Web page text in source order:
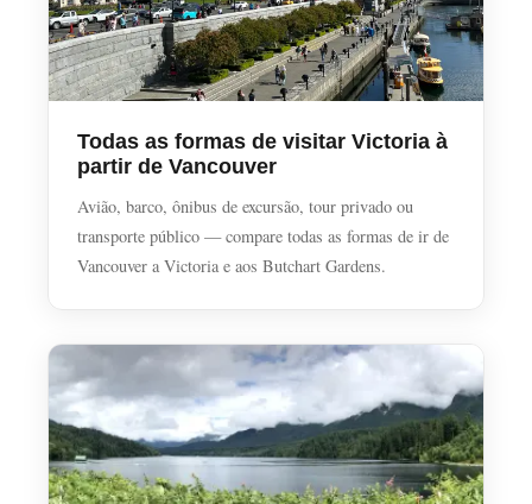
Todas as formas de visitar Victoria à
partir de Vancouver
Avião, barco, ônibus de excursão, tour privado ou
transporte público — compare todas as formas de ir de
Vancouver a Victoria e aos Butchart Gardens.